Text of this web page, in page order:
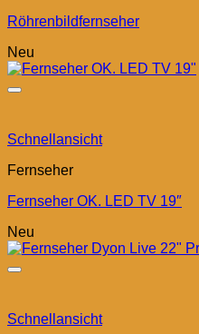
Röhrenbildfernseher
Neu
Schnellansicht
Fernseher
Fernseher OK. LED TV 19″
Neu
Schnellansicht